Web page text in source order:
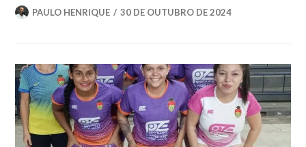
PAULO HENRIQUE 30 DE OUTUBRO DE 2024